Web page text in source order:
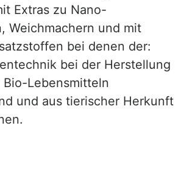
Extras zu Nano-
Weichmachern und mit
bei denen der:
bei der Herstellung
Lebensmitteln
und aus tierischer Herkunft